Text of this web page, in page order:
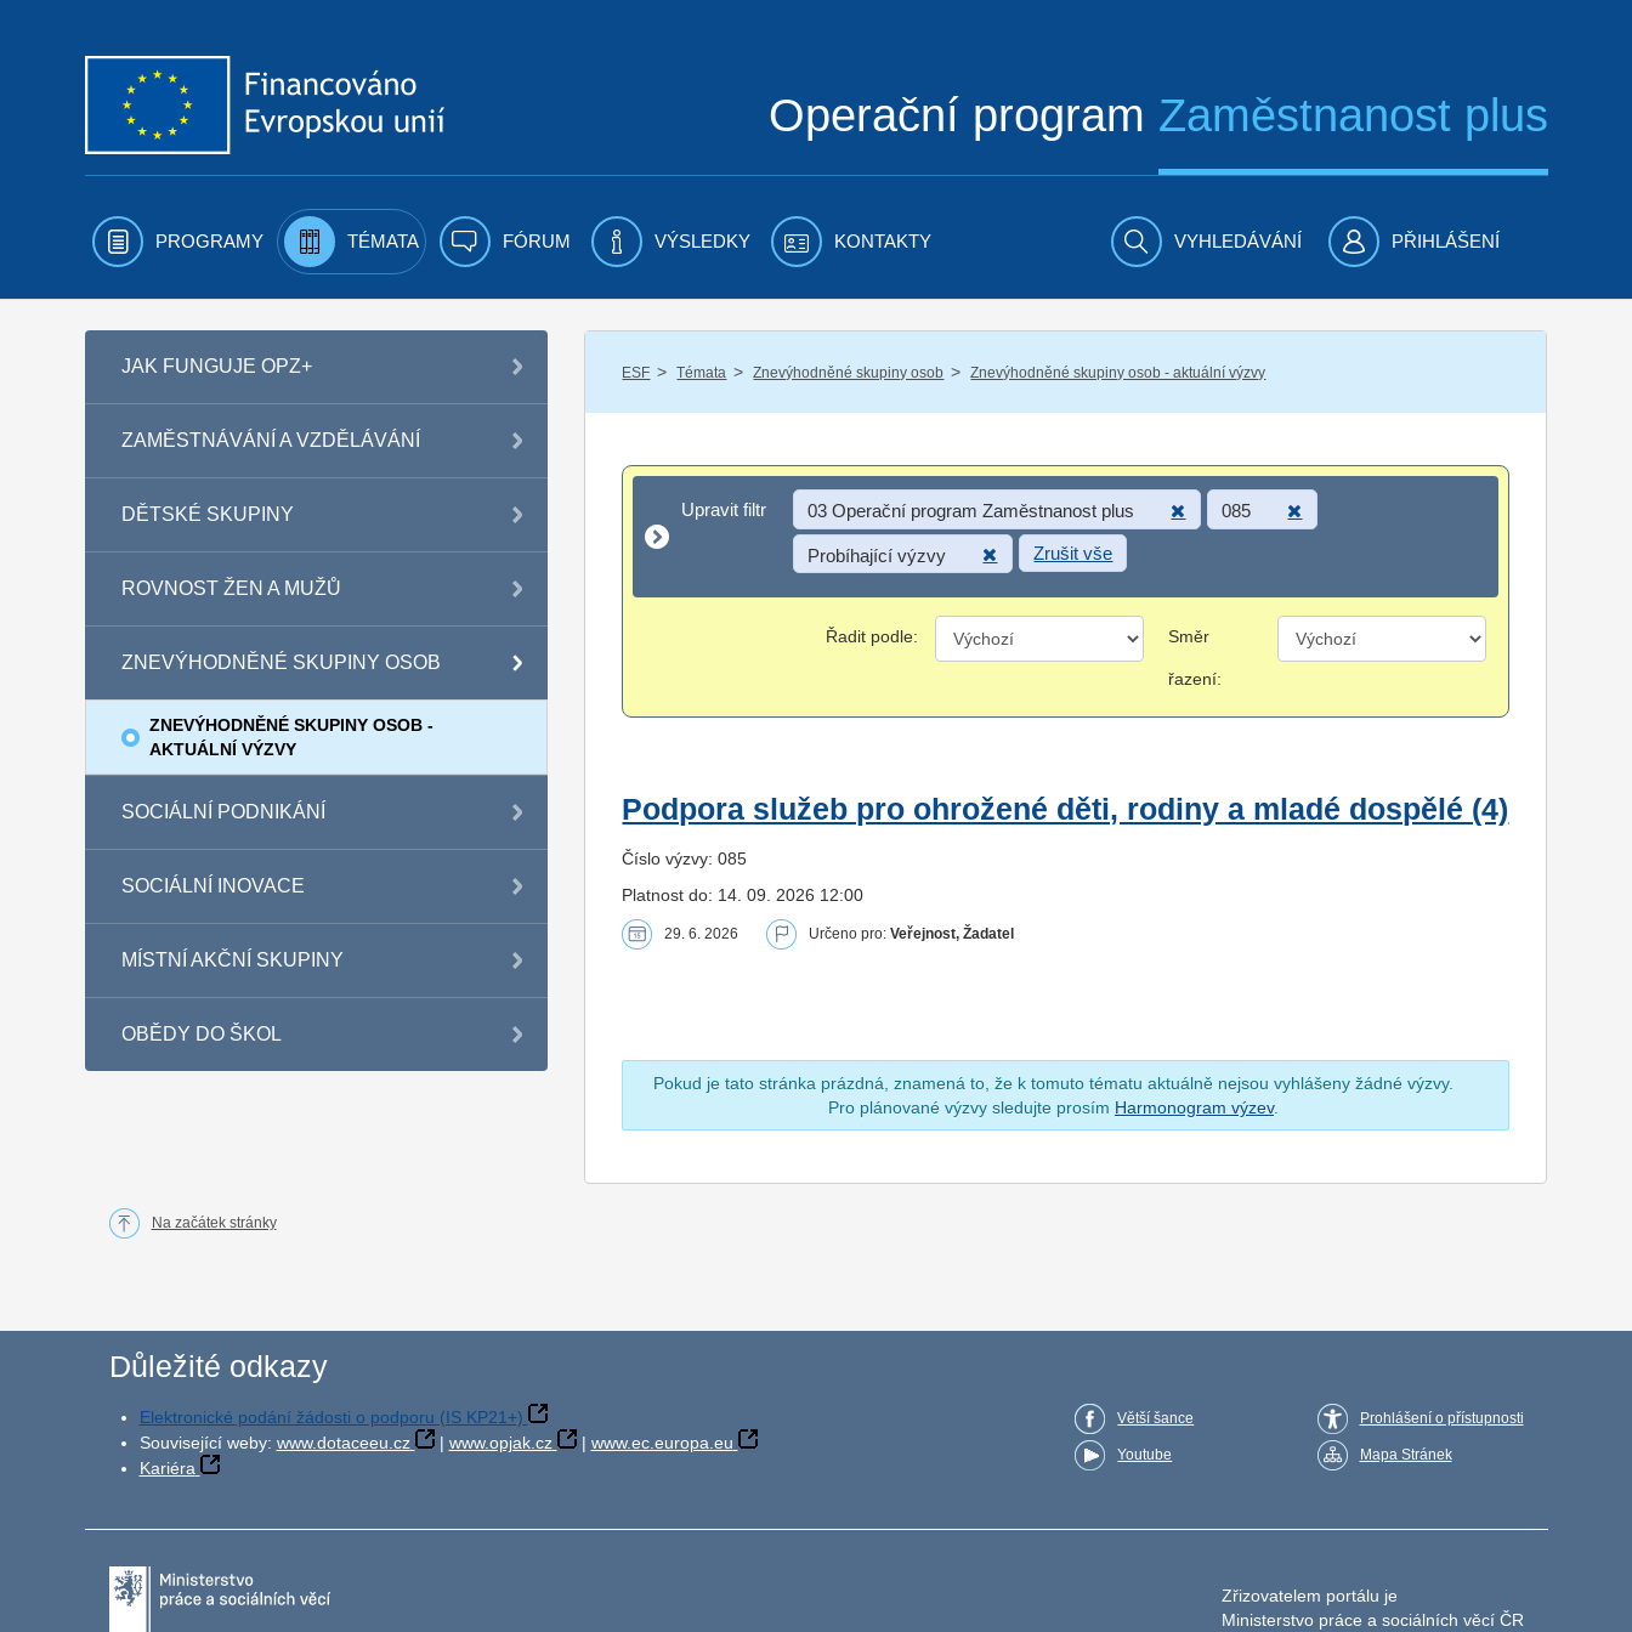
Operační program Zaměstnanost plus
PROGRAMY TÉMATA FÓRUM VÝSLEDKY KONTAKTY VYHLEDÁVÁNÍ PŘIHLÁŠENÍ
JAK FUNGUJE OPZ+
ZAMĚSTNÁVÁNÍ A VZDĚLÁVÁNÍ
DĚTSKÉ SKUPINY
ROVNOST ŽEN A MUŽŮ
ZNEVÝHODNĚNÉ SKUPINY OSOB
ZNEVÝHODNĚNÉ SKUPINY OSOB -
AKTUÁLNÍ VÝZVY
SOCIÁLNÍ PODNIKÁNÍ
SOCIÁLNÍ INOVACE
MÍSTNÍ AKČNÍ SKUPINY
OBĚDY DO ŠKOL
ESF / Témata / Znevýhodněné skupiny osob / Znevýhodněné skupiny osob - aktuální výzvy
Upravit filtr
Upravit filtr 03 Operační program Zaměstnanost plus 085
Probíhající výzvy Zrušit vše
Řadit podle: Směr
řazení:
Podpora služeb pro ohrožené děti, rodiny a mladé dospělé (4)
Číslo výzvy: 085
Platnost do: 14. 09. 2026 12:00
29. 6. 2026 Určeno pro:Veřejnost, Žadatel
Pokud je tato stránka prázdná, znamená to, že k tomuto tématu aktuálně nejsou vyhlášeny žádné výzvy.
Pro plánované výzvy sledujte prosím Harmonogram výzev.
Na začátek stránky
Důležité odkazy
Elektronické podání žádosti o podporu (IS KP21+)
Související weby: www.dotaceeu.cz | www.opjak.cz | www.ec.europa.eu
Kariéra
Větší šance
Youtube
Prohlášení o přístupnosti
Mapa Stránek
Zřizovatelem portálu je
Ministerstvo práce a sociálních věcí ČR